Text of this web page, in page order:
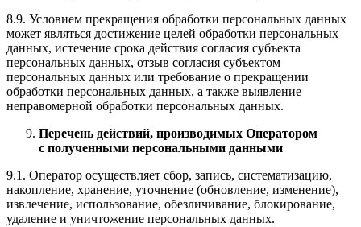
8.9. Условием прекращения обработки персональных данных
может являться достижение целей обработки персональных
данных, истечение срока действия согласия субъекта
персональных данных, отзыв согласия субъектом
персональных данных или требование о прекращении
обработки персональных данных, а также выявление
неправомерной обработки персональных данных.
Перечень действий, производимых Оператором
с полученными персональными данными
9.1. Оператор осуществляет сбор, запись, систематизацию,
накопление, хранение, уточнение (обновление, изменение),
извлечение, использование, обезличивание, блокирование,
удаление и уничтожение персональных данных.